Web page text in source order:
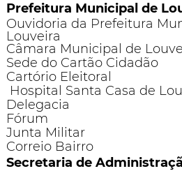
Prefeitura Municipal de
Ouvidoria da Prefeitura
Louveira
Câmara Municipal de
Sede do Cartão Cidadão
Cartório Eleitoral
Hospital Santa Casa de
Delegacia
Fórum
Junta Militar
Correio Bairro
Secretaria de